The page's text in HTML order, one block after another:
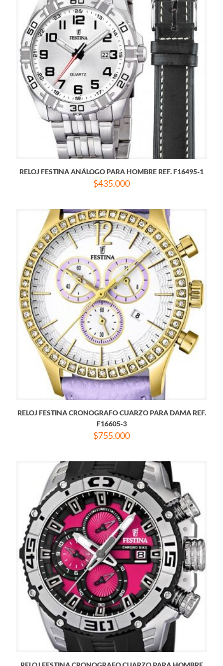
RELOJ FESTINA ANÁLOGO PARA HOMBRE REF. F16495-1
$435.000
RELOJ FESTINA CRONOGRAFO CUARZO PARA DAMA REF.
F16605-3
$755.000